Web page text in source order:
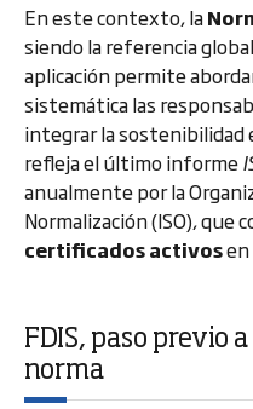
En este contexto, la
siendo la referencia
aplicación permite
sistemática las
integrar la sostenibilidad
refleja el último informe
anualmente por la
Normalización (ISO), que
certificados activos
FDIS, paso previo
norma